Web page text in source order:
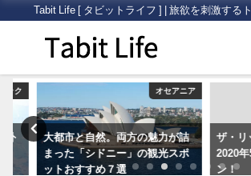
Tabit Life [ タビットライフ ] | 旅欲を刺激する
オセアニア
大都市と自然。両方の魅力が詰
まった「シドニー」の観光スポ
ットおすすめ７選
ザ・リッ
2020年5
ン！